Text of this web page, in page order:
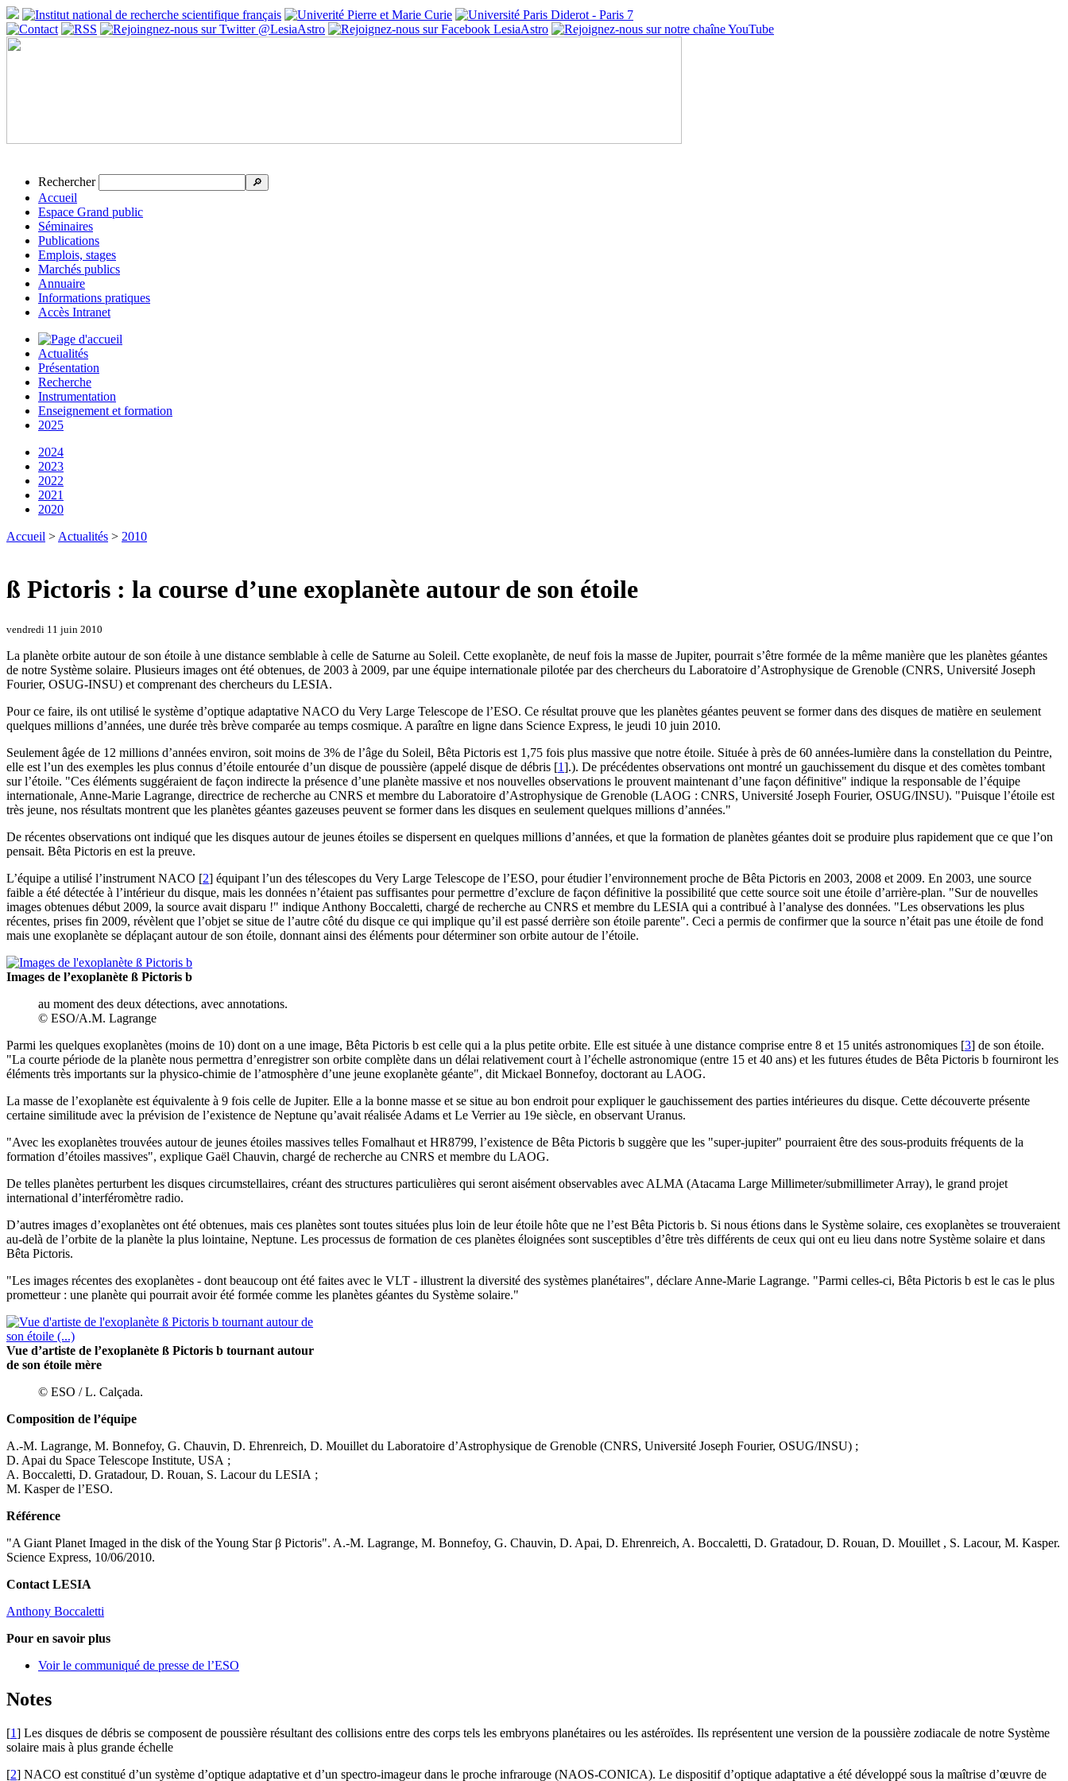
Rechercher 🔎
Accueil
Espace Grand public
Séminaires
Publications
Emplois, stages
Marchés publics
Annuaire
Informations pratiques
Accès Intranet
Actualités
Présentation
Recherche
Instrumentation
Enseignement et formation
2025
2024
2023
2022
2021
2020
Accueil > Actualités > 2010
ß Pictoris : la course d’une exoplanète autour de son étoile
vendredi 11 juin 2010
La planète orbite autour de son étoile à une distance semblable à celle de Saturne au Soleil. Cette exoplanète, de neuf fois la masse de Jupiter, pourrait s’être formée de la même manière que les planètes géantes
de notre Système solaire. Plusieurs images ont été obtenues, de 2003 à 2009, par une équipe internationale pilotée par des chercheurs du Laboratoire d’Astrophysique de Grenoble (CNRS, Université Joseph
Fourier, OSUG-INSU) et comprenant des chercheurs du LESIA.
Pour ce faire, ils ont utilisé le système d’optique adaptative NACO du Very Large Telescope de l’ESO. Ce résultat prouve que les planètes géantes peuvent se former dans des disques de matière en seulement
quelques millions d’années, une durée très brève comparée au temps cosmique. A paraître en ligne dans Science Express, le jeudi 10 juin 2010.
Seulement âgée de 12 millions d’années environ, soit moins de 3% de l’âge du Soleil, Bêta Pictoris est 1,75 fois plus massive que notre étoile. Située à près de 60 années-lumière dans la constellation du Peintre,
elle est l’un des exemples les plus connus d’étoile entourée d’un disque de poussière (appelé disque de débris [1].). De précédentes observations ont montré un gauchissement du disque et des comètes tombant
sur l’étoile. "Ces éléments suggéraient de façon indirecte la présence d’une planète massive et nos nouvelles observations le prouvent maintenant d’une façon définitive" indique la responsable de l’équipe
internationale, Anne-Marie Lagrange, directrice de recherche au CNRS et membre du Laboratoire d’Astrophysique de Grenoble (LAOG : CNRS, Université Joseph Fourier, OSUG/INSU). "Puisque l’étoile est
très jeune, nos résultats montrent que les planètes géantes gazeuses peuvent se former dans les disques en seulement quelques millions d’années."
De récentes observations ont indiqué que les disques autour de jeunes étoiles se dispersent en quelques millions d’années, et que la formation de planètes géantes doit se produire plus rapidement que ce que l’on
pensait. Bêta Pictoris en est la preuve.
L’équipe a utilisé l’instrument NACO [2] équipant l’un des télescopes du Very Large Telescope de l’ESO, pour étudier l’environnement proche de Bêta Pictoris en 2003, 2008 et 2009. En 2003, une source
faible a été détectée à l’intérieur du disque, mais les données n’étaient pas suffisantes pour permettre d’exclure de façon définitive la possibilité que cette source soit une étoile d’arrière-plan. "Sur de nouvelles
images obtenues début 2009, la source avait disparu !" indique Anthony Boccaletti, chargé de recherche au CNRS et membre du LESIA qui a contribué à l’analyse des données. "Les observations les plus
récentes, prises fin 2009, révèlent que l’objet se situe de l’autre côté du disque ce qui implique qu’il est passé derrière son étoile parente". Ceci a permis de confirmer que la source n’était pas une étoile de fond
mais une exoplanète se déplaçant autour de son étoile, donnant ainsi des éléments pour déterminer son orbite autour de l’étoile.
Images de l’exoplanète ß Pictoris b
au moment des deux détections, avec annotations.
© ESO/A.M. Lagrange
Parmi les quelques exoplanètes (moins de 10) dont on a une image, Bêta Pictoris b est celle qui a la plus petite orbite. Elle est située à une distance comprise entre 8 et 15 unités astronomiques [3] de son étoile.
"La courte période de la planète nous permettra d’enregistrer son orbite complète dans un délai relativement court à l’échelle astronomique (entre 15 et 40 ans) et les futures études de Bêta Pictoris b fourniront les
éléments très importants sur la physico-chimie de l’atmosphère d’une jeune exoplanète géante", dit Mickael Bonnefoy, doctorant au LAOG.
La masse de l’exoplanète est équivalente à 9 fois celle de Jupiter. Elle a la bonne masse et se situe au bon endroit pour expliquer le gauchissement des parties intérieures du disque. Cette découverte présente
certaine similitude avec la prévision de l’existence de Neptune qu’avait réalisée Adams et Le Verrier au 19e siècle, en observant Uranus.
"Avec les exoplanètes trouvées autour de jeunes étoiles massives telles Fomalhaut et HR8799, l’existence de Bêta Pictoris b suggère que les "super-jupiter" pourraient être des sous-produits fréquents de la
formation d’étoiles massives", explique Gaël Chauvin, chargé de recherche au CNRS et membre du LAOG.
De telles planètes perturbent les disques circumstellaires, créant des structures particulières qui seront aisément observables avec ALMA (Atacama Large Millimeter/submillimeter Array), le grand projet
international d’interféromètre radio.
D’autres images d’exoplanètes ont été obtenues, mais ces planètes sont toutes situées plus loin de leur étoile hôte que ne l’est Bêta Pictoris b. Si nous étions dans le Système solaire, ces exoplanètes se trouveraient
au-delà de l’orbite de la planète la plus lointaine, Neptune. Les processus de formation de ces planètes éloignées sont susceptibles d’être très différents de ceux qui ont eu lieu dans notre Système solaire et dans
Bêta Pictoris.
"Les images récentes des exoplanètes - dont beaucoup ont été faites avec le VLT - illustrent la diversité des systèmes planétaires", déclare Anne-Marie Lagrange. "Parmi celles-ci, Bêta Pictoris b est le cas le plus
prometteur : une planète qui pourrait avoir été formée comme les planètes géantes du Système solaire."
Vue d’artiste de l’exoplanète ß Pictoris b tournant autour
de son étoile mère
© ESO / L. Calçada.
Composition de l’équipe
A.-M. Lagrange, M. Bonnefoy, G. Chauvin, D. Ehrenreich, D. Mouillet du Laboratoire d’Astrophysique de Grenoble (CNRS, Université Joseph Fourier, OSUG/INSU) ;
D. Apai du Space Telescope Institute, USA ;
A. Boccaletti, D. Gratadour, D. Rouan, S. Lacour du LESIA ;
M. Kasper de l’ESO.
Référence
"A Giant Planet Imaged in the disk of the Young Star β Pictoris". A.-M. Lagrange, M. Bonnefoy, G. Chauvin, D. Apai, D. Ehrenreich, A. Boccaletti, D. Gratadour, D. Rouan, D. Mouillet , S. Lacour, M. Kasper.
Science Express, 10/06/2010.
Contact LESIA
Anthony Boccaletti
Pour en savoir plus
Voir le communiqué de presse de l’ESO
Notes
[1] Les disques de débris se composent de poussière résultant des collisions entre des corps tels les embryons planétaires ou les astéroïdes. Ils représentent une version de la poussière zodiacale de notre Système
solaire mais à plus grande échelle
[2] NACO est constitué d’un système d’optique adaptative et d’un spectro-imageur dans le proche infrarouge (NAOS-CONICA). Le dispositif d’optique adaptative a été développé sous la maîtrise d’œuvre de